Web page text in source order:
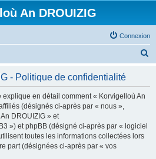
An DROUIZIG
Connexion
- Politique de confidentialité
en détail comment « Korvigelloù An
(désignés ci-après par « nous »,
DROUIZIG » et
») et phpBB (désigné ci-après par « logiciel
toutes les informations collectées lors
part (désignées ci-après par « vos